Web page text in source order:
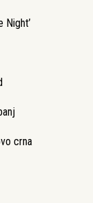
Night’
crna